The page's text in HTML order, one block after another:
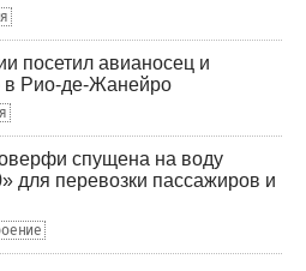
посетил авианосец и
в Рио-де-Жанейро
спущена на воду
для перевозки пассажиров и